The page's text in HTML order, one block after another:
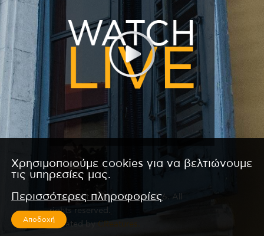
Copyright © 2026 by Kanali 6. All
rights reserved.
CReated by CReatures.
Χρησιμοποιούμε cookies για να βελτιώνουμε
τις υπηρεσίες μας.
Περισσότερες πληροφορίες
Αποδοχή